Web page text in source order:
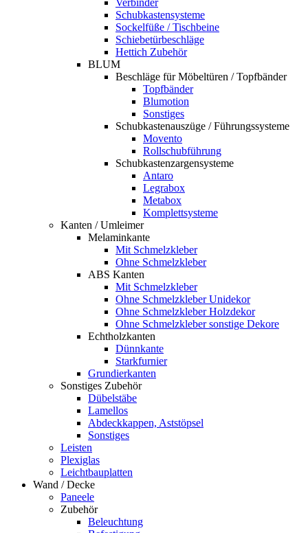
Verbinder
Schubkastensysteme
Sockelfüße / Tischbeine
Schiebetürbeschläge
Hettich Zubehör
BLUM
Beschläge für Möbeltüren / Topfbänder
Topfbänder
Blumotion
Sonstiges
Schubkastenauszüge / Führungssysteme
Movento
Rollschubführung
Schubkastenzargensysteme
Antaro
Legrabox
Metabox
Komplettsysteme
Kanten / Umleimer
Melaminkante
Mit Schmelzkleber
Ohne Schmelzkleber
ABS Kanten
Mit Schmelzkleber
Ohne Schmelzkleber Unidekor
Ohne Schmelzkleber Holzdekor
Ohne Schmelzkleber sonstige Dekore
Echtholzkanten
Dünnkante
Starkfurnier
Grundierkanten
Sonstiges Zubehör
Dübelstäbe
Lamellos
Abdeckkappen, Aststöpsel
Sonstiges
Leisten
Plexiglas
Leichtbauplatten
Wand / Decke
Paneele
Zubehör
Beleuchtung